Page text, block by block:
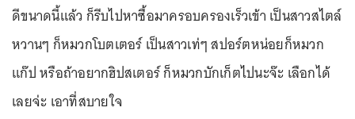
ดีขนาดนี้แล้ว ก็รีบไปหาซื้อมาครอบครองเร็วเข้า เป็นสาวสไตล์
หวานๆ ก็หมวกโบตเตอร์ เป็นสาวเท่ๆ สปอร์ตหน่อยก็หมวก
แก๊ป หรือถ้าอยากฮิปสเตอร์ ก็หมวกบักเก็ตไปนะจ๊ะ เลือกได้
เลยจ่ะ เอาที่สบายใจ